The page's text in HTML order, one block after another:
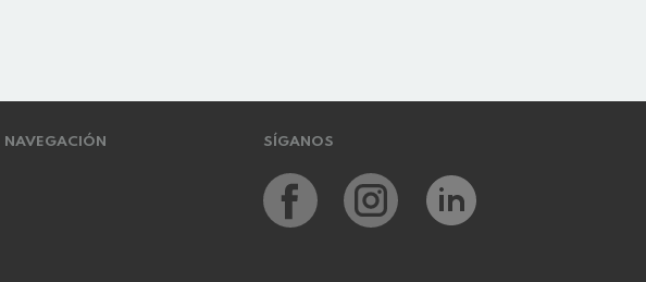
NAVEGACIÓN SÍGANOS